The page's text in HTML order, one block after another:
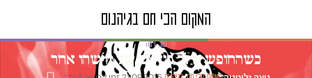
טור דעה
כשהחופש שלך בידיים של מישהו אחר